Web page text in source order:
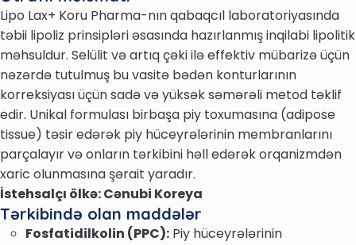
Lipo Lax+ Koru Pharma-nın qabaqcıl laboratoriyasında
təbii lipoliz prinsipləri əsasında hazırlanmış inqilabi lipolitik
məhsuldur. Selülit və artıq çəki ilə effektiv mübarizə üçün
nəzərdə tutulmuş bu vasitə bədən konturlarının
korreksiyası üçün sadə və yüksək səmərəli metod təklif
edir. Unikal formulası birbaşa piy toxumasına (adipose
tissue) təsir edərək piy hüceyrələrinin membranlarını
parçalayır və onların tərkibini həll edərək orqanizmdən
xaric olunmasına şərait yaradır.
İstehsalçı ölkə: Cənubi Koreya
Tərkibində olan maddələr
Fosfatidilkolin (PPC): Piy hüceyrələrinin